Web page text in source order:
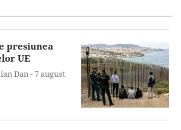
presiunea
UE
Dan -7 august